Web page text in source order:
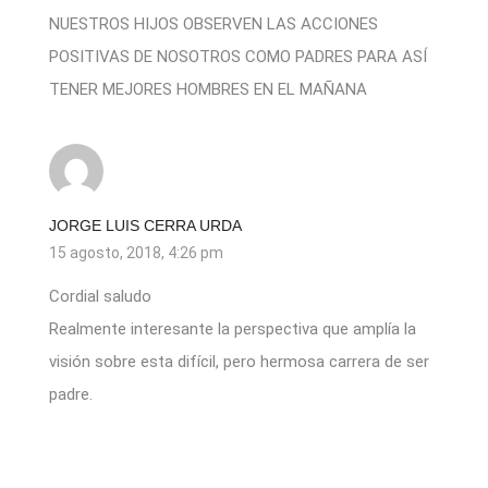
NUESTROS HIJOS OBSERVEN LAS ACCIONES
POSITIVAS DE NOSOTROS COMO PADRES PARA ASÍ
TENER MEJORES HOMBRES EN EL MAÑANA
JORGE LUIS CERRA URDA
15 agosto, 2018, 4:26 pm
Cordial saludo
Realmente interesante la perspectiva que amplía la
visión sobre esta difícil, pero hermosa carrera de ser
padre.